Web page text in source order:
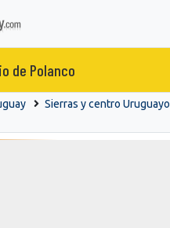
de Polanco
Sierras y centro Uruguayo